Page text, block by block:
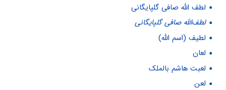
لطف الله صافی گلپایگانی
لطف‌الله صافی گلپایگانی
لطیف (اسم الله)
لعان
لعبت هاشم بالملک
لعن